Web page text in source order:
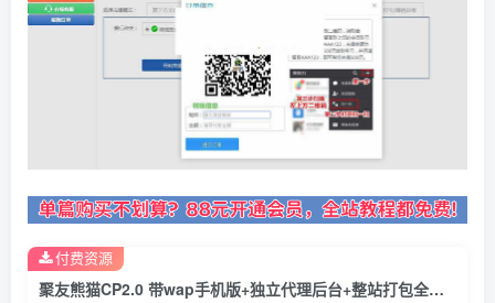
聚友熊猫CP2.0 带wap手机版+独立代理后台+整站打包全开源
付费资源